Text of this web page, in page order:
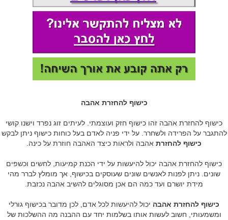
כישוף להחזרת אהבה
כישוף להחזרת אהבה זהו כישוף חזק ועוצמתי. לעיתים זוג נפרד וישנו קושי
להתגבר על הפרידה ולשחרר. על ידי פניה לאדם בעל כוחות כישוף ניתן לבקש
כישוף להחזרת אהבה ולראות כיצד האהבה חוזרת על כינה.
כישוף להחזרת אהבה יכול להיעשות על ידי הכנת קמיעות, לחשים וכשפים
שונים. ניתן לפנות לאנשים שונים שעוסקים בכישוף, אך מומלץ לברר מהי
מידת יושרם ועד כמה הם אכן מסוגלים להשיב אהבה נכזבת.
כישוף להחזרת אהבה יכול להיעשות לכל אדם, לכן מדובר בכישוף גורלי
ומשמעותי, חשוב לעשות אותו בשלמות יחד עם ההבנה מה ההשלכות של